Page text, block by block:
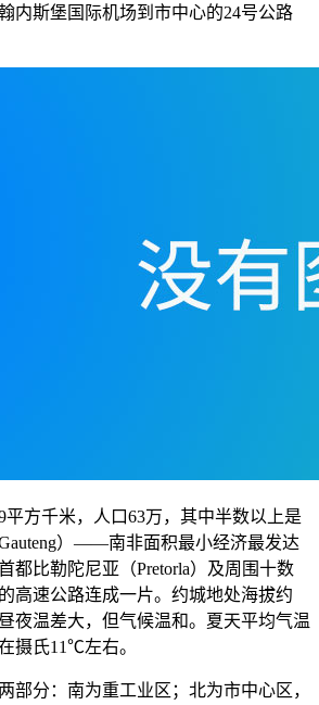
内斯堡国际机场到市中心的24号公路
平方千米，人口63万，其中半数以上是
）——南非面积最小经济最发达
都比勒陀尼亚（Pretorla）及周围十数
高速公路连成一片。约城地处海拔约
夜温差大，但气候温和。夏天平均气温
摄氏11℃左右。
部分：南为重工业区；北为市中心区，